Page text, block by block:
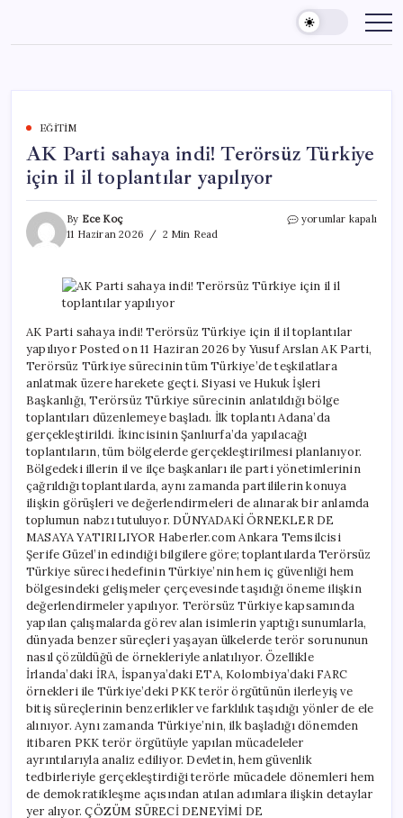
content
EĞITIM
AK Parti sahaya indi! Terörsüz Türkiye
için il il toplantılar yapılıyor
By Ece Koç
11 Haziran 2026
2 Min Read
AK
Terörsüz
Türkiye
il
toplantılar
yapılıyor
için
yorumlar kapalı
AK Parti sahaya indi! Terörsüz Türkiye için il il toplantılar
yapılıyor Posted on 11 Haziran 2026 by Yusuf Arslan AK Parti,
Terörsüz Türkiye sürecinin tüm Türkiye’de teşkilatlara
anlatmak üzere harekete geçti. Siyasi ve Hukuk İşleri
Başkanlığı, Terörsüz Türkiye sürecinin anlatıldığı bölge
toplantıları düzenlemeye başladı. İlk toplantı Adana’da
gerçekleştirildi. İkincisinin Şanlıurfa’da yapılacağı
toplantıların, tüm bölgelerde gerçekleştirilmesi planlanıyor.
Bölgedeki illerin il ve ilçe başkanları ile parti yönetimlerinin
çağrıldığı toplantılarda, aynı zamanda partililerin konuya
ilişkin görüşleri ve değerlendirmeleri de alınarak bir anlamda
toplumun nabzı tutuluyor. DÜNYADAKİ ÖRNEKLER DE
MASAYA YATIRILIYOR Haberler.com Ankara Temsilcisi
Şerife Güzel’in edindiği bilgilere göre; toplantılarda Terörsüz
Türkiye süreci hedefinin Türkiye’nin hem iç güvenliği hem
bölgesindeki gelişmeler çerçevesinde taşıdığı öneme ilişkin
değerlendirmeler yapılıyor. Terörsüz Türkiye kapsamında
yapılan çalışmalarda görev alan isimlerin yaptığı sunumlarla,
dünyada benzer süreçleri yaşayan ülkelerde terör sorununun
nasıl çözüldüğü de örnekleriyle anlatılıyor. Özellikle
İrlanda’daki İRA, İspanya’daki ETA, Kolombiya’daki FARC
örnekleri ile Türkiye’deki PKK terör örgütünün ilerleyiş ve
bitiş süreçlerinin benzerlikler ve farklılık taşıdığı yönler de ele
alınıyor. Aynı zamanda Türkiye’nin, ilk başladığı dönemden
itibaren PKK terör örgütüyle yapılan mücadeleler
ayrıntılarıyla analiz ediliyor. Devletin, hem güvenlik
tedbirleriyle gerçekleştirdiği terörle mücadele dönemleri hem
de demokratikleşme açısından atılan adımlara ilişkin detaylar
yer alıyor. ÇÖZÜM SÜRECİ DENEYİMİ DE